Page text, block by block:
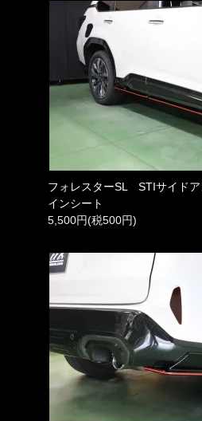
フォレスターSL STIサイドア
インシート
5,500円(税500円)